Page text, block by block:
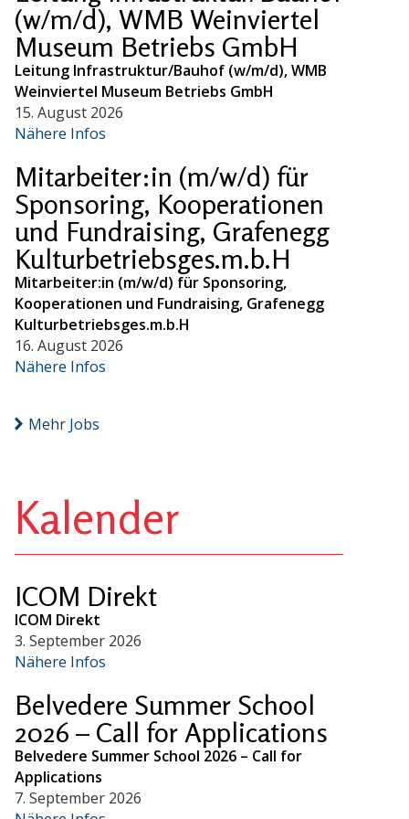
(w/m/d), WMB Weinviertel
Museum Betriebs GmbH
Leitung Infrastruktur/Bauhof (w/m/d), WMB
Weinviertel Museum Betriebs GmbH
15. August 2026
Nähere Infos
Mitarbeiter:in (m/w/d) für
Sponsoring, Kooperationen
und Fundraising, Grafenegg
Kulturbetriebsges.m.b.H
Mitarbeiter:in (m/w/d) für Sponsoring,
Kooperationen und Fundraising, Grafenegg
Kulturbetriebsges.m.b.H
16. August 2026
Nähere Infos
Mehr Jobs
Kalender
ICOM Direkt
ICOM Direkt
3. September 2026
Nähere Infos
Belvedere Summer School
2026 – Call for Applications
Belvedere Summer School 2026 – Call for
Applications
7. September 2026